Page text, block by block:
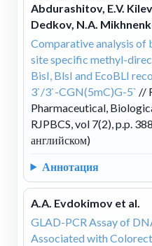
Abdurashitov, E.V.
Dedkov, N.A.
Comparative analysis
site specific methyl-
BisI, BlsI and EcoBLI
3`/3`-CGN(5mC)G-5` //
Pharmaceutical,
RJPBCS, vol 7(2), p.p.
английском)
Аннотация
A.A. Evdokimov et al.
GLAD-PCR Assay of
Associated with